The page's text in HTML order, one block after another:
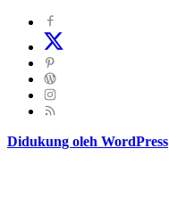
Didukung oleh WordPress